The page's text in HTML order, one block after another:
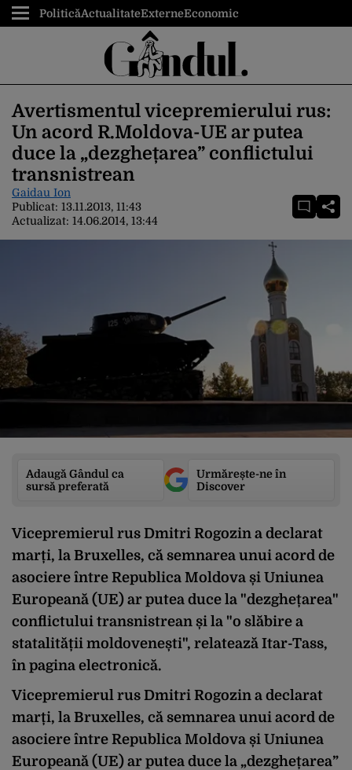
PoliticăActualitateExterneEconomic
Avertismentul vicepremierului rus:
Un acord R.Moldova-UE ar putea
duce la „dezghețarea” conflictului
transnistrean
Gaidau Ion
Publicat: 13.11.2013, 11:43
Actualizat: 14.06.2014, 13:44
Adaugă Gândul ca
sursă preferată
Urmărește-ne în
Discover
Vicepremierul rus Dmitri Rogozin a declarat
marți, la Bruxelles, că semnarea unui acord de
asociere între Republica Moldova și Uniunea
Europeană (UE) ar putea duce la "dezghețarea"
conflictului transnistrean și la "o slăbire a
statalității moldovenești", relatează Itar-Tass,
în pagina electronică.
Vicepremierul rus Dmitri Rogozin a declarat
marți, la Bruxelles, că semnarea unui acord de
asociere între Republica Moldova și Uniunea
Europeană (UE) ar putea duce la „dezghețarea”